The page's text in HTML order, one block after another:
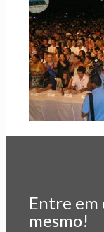
Entre em
mesmo!